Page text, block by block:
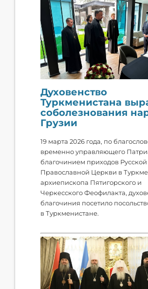
Духовенство
Туркменистана
соболезнования
Грузии
19 марта 2026 года, по
временно управляющего
благочинием приходов Русской
Православной Церкви в
архиепископа Пятигорского и
Черкесского Феофилакта,
благочиния посетило
в Туркменистане.